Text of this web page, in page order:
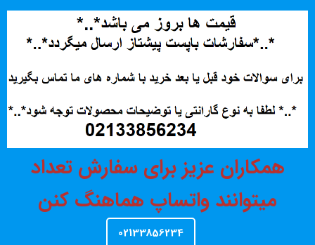
همکاران عزیز برای سفارش تعداد
میتوانند واتساپ هماهنگ کنن
02133856234